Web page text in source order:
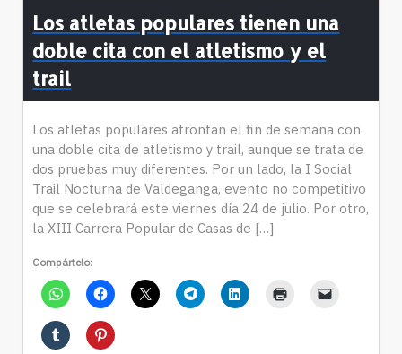
Los atletas populares tienen una
doble cita con el atletismo y el
trail
Los atletas populares afrontan el fin de semana con
una doble cita de atletismo y trail, aunque se trata de
dos pruebas muy diferentes. Por un lado, la I Social
Trail Nocturna de Valdeganga, evento no competitivo
que se celebrará este viernes día 24 de julio. Por otro,
la XIII Carrera Popular de Casas de […]
Compártelo: